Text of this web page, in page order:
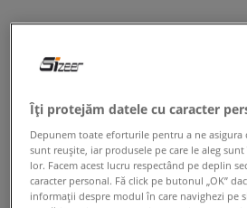
puține filtre.
ÎNAPOI LA
Îți protejăm datele cu caracter
Depunem toate eforturile pentru a ne
sunt reușite, iar produsele pe care le aleg
lor. Facem acest lucru respectând pe deplin
caracter personal. Fă click pe butonul „OK”
informații despre modul în care navighezi pe